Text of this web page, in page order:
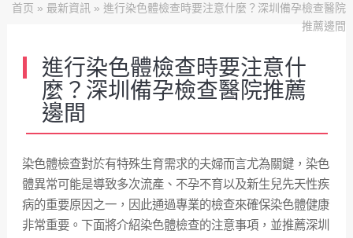
首页 » 最新資訊 » 進行染色體檢查時要注意什麼？深圳備孕檢查醫院
推薦邊間
進行染色體檢查時要注意什
麼？深圳備孕檢查醫院推薦
邊間
染色體檢查對於有特殊生育需求的夫婦而言尤為關鍵，染色
體異常可能是導致多次流產、不孕不育以及新生兒先天性疾
病的重要原因之一，因此通過專業的檢查來確保染色體健康
非常重要。下面將介紹染色體檢查的注意事項，並推薦深圳